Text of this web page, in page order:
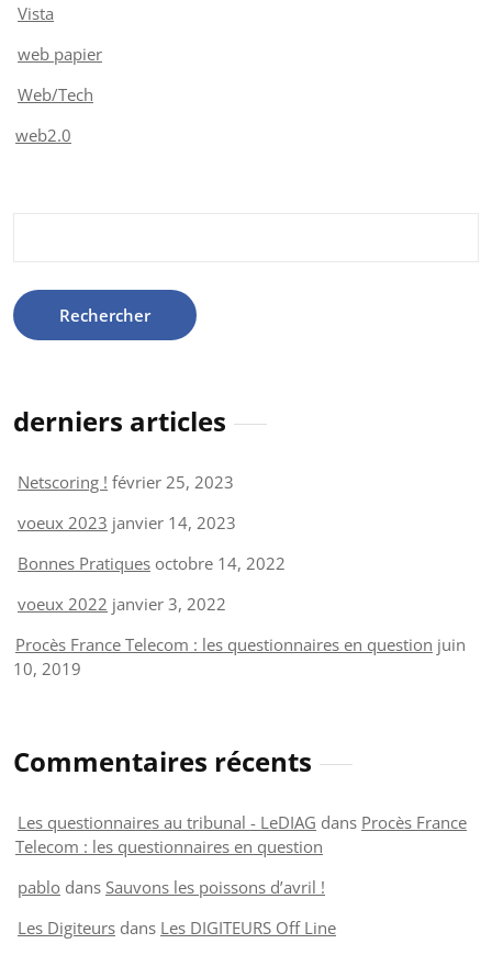
Vista
web papier
Web/Tech
web2.0
derniers articles
Netscoring ! février 25, 2023
voeux 2023 janvier 14, 2023
Bonnes Pratiques octobre 14, 2022
voeux 2022 janvier 3, 2022
Procès France Telecom : les questionnaires en question juin
10, 2019
Commentaires récents
Les questionnaires au tribunal - LeDIAG dans Procès France
Telecom : les questionnaires en question
pablo dans Sauvons les poissons d’avril !
Les Digiteurs dans Les DIGITEURS Off Line